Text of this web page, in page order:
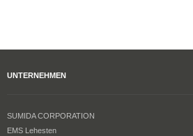
UNTERNEHMEN
SUMIDA CORPORATION
EMS Lehesten